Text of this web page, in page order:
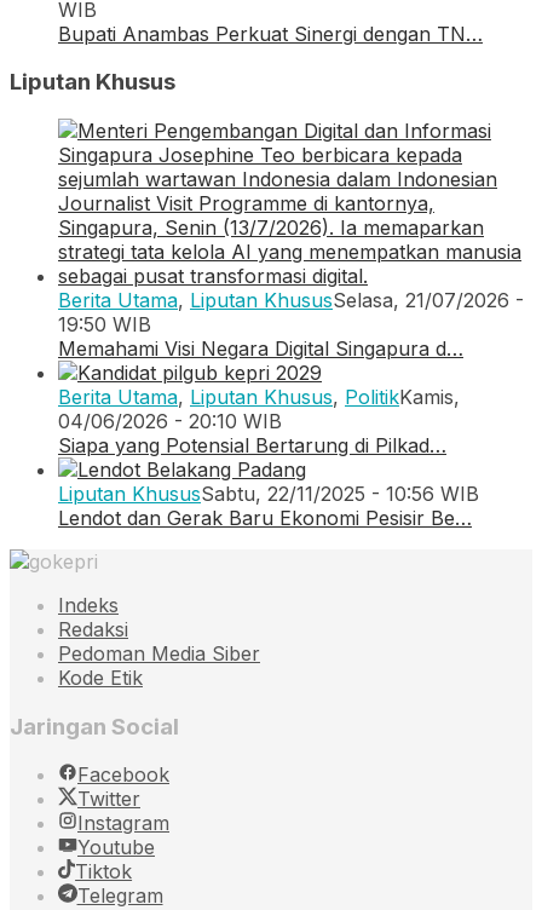
WIB
Bupati Anambas Perkuat Sinergi dengan TN…
Liputan Khusus
Berita Utama, Liputan KhususSelasa, 21/07/2026 -
19:50 WIB
Memahami Visi Negara Digital Singapura d…
Berita Utama, Liputan Khusus, PolitikKamis,
04/06/2026 - 20:10 WIB
Siapa yang Potensial Bertarung di Pilkad…
Liputan KhususSabtu, 22/11/2025 - 10:56 WIB
Lendot dan Gerak Baru Ekonomi Pesisir Be…
Indeks
Redaksi
Pedoman Media Siber
Kode Etik
Jaringan Social
Facebook
Twitter
Instagram
Youtube
Tiktok
Telegram